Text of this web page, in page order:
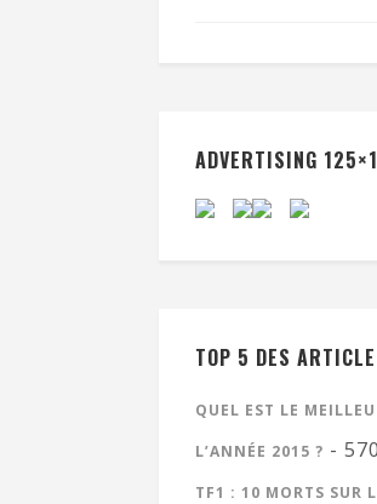
ADVERTISING
TOP 5 DES
QUEL EST LE
L’ANNÉE 2015 ? -
TF1 : 10 MORTS SUR